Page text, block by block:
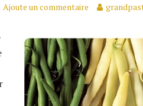
Ajoute un commentaire